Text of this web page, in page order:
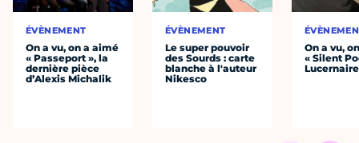
ÉVÈNEMENT
On a vu, on a aimé
« Passeport », la
dernière pièce
d’Alexis Michalik
ÉVÈNEMENT
Le super pouvoir
des Sourds : carte
blanche à l'auteur
Nikesco
On a vu,
« Silent
Lucernaire